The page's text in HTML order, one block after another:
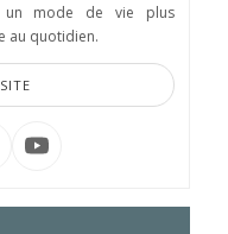
un mode de vie plus
au quotidien.